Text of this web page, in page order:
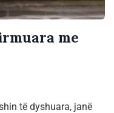
me
të dyshuara, janë